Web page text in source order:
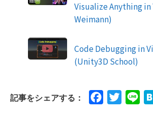
Visualize Anything in
Weimann)
Code Debugging in
(Unity3D School)
記事をシェアする： FacebookTwitter